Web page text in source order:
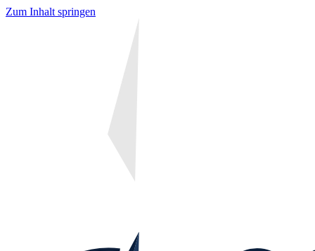
Zum Inhalt springen